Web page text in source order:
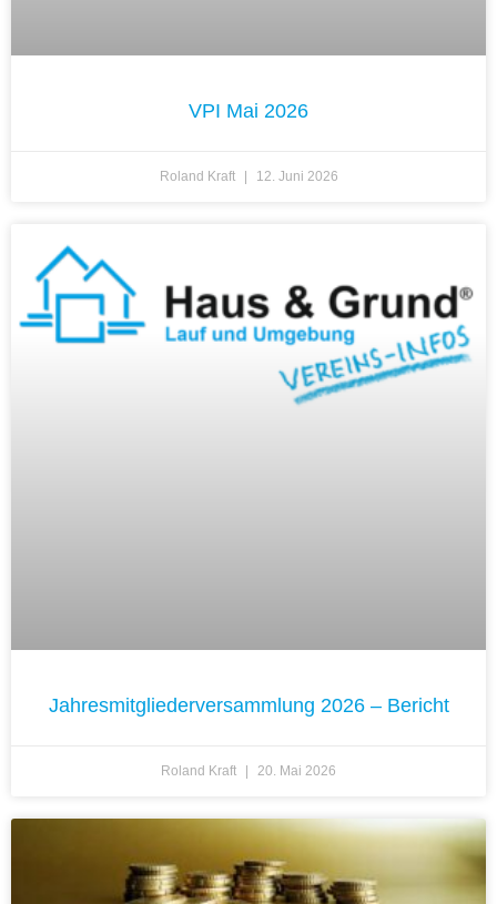
VPI Mai 2026
Roland Kraft 12. Juni 2026
Jahresmitgliederversammlung 2026 – Bericht
Roland Kraft 20. Mai 2026